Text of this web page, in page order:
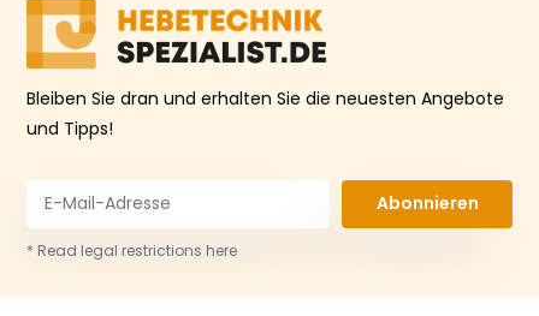
Bleiben Sie dran und erhalten Sie die neuesten Angebote
und Tipps!
Abonnieren
* Read legal restrictions here